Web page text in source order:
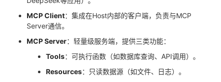
MCP Client：集成在Host内部的客户端，负责与MCP
Server通信。
MCP Server：轻量级服务端，提供三类功能：
Tools：可执行函数（如数据库查询、API调用）。
Resources：只读数据源（如文件、日志）。